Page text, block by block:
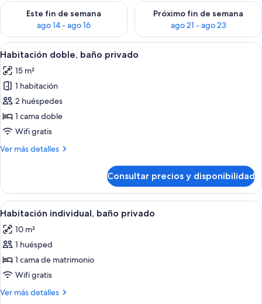
Este fin de semana
ago 14 - ago 16
Consulta la disponibilidad para este fin de semana, ago 14 -
Próximo fin de semana
ago 21 - ago 23
Consulta la disponibilidad
Abrir
todas
las
fotos
de
Habitación
doble,
privado
Un dormitorio con pared de piedra,
20
Habitación doble, baño privado
15 m²
1 habitación
2 huéspedes
1 cama doble
Wifi gratis
Ver más detalles
Más
doble,
baño
privado
Consultar precios y disponibilidad
Abrir
todas
las
fotos
de
Habitación
individual,
Un dormitorio con techo inclinado,
10
Habitación individual, baño privado
10 m²
1 huésped
1 cama de matrimonio
Wifi gratis
Ver más detalles
Más